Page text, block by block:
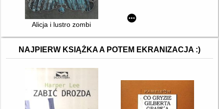
Alicja i lustro zombi
NAJPIERW KSIĄŻKA A POTEM EKRANIZACJA :)